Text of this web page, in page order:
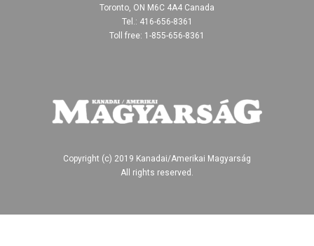
Toronto, ON M6C 4A4 Canada
Tel.: 416-656-8361
Toll free: 1-855-656-8361
Copyright (c) 2019 Kanadai/Amerikai Magyarság
All rights reserved.